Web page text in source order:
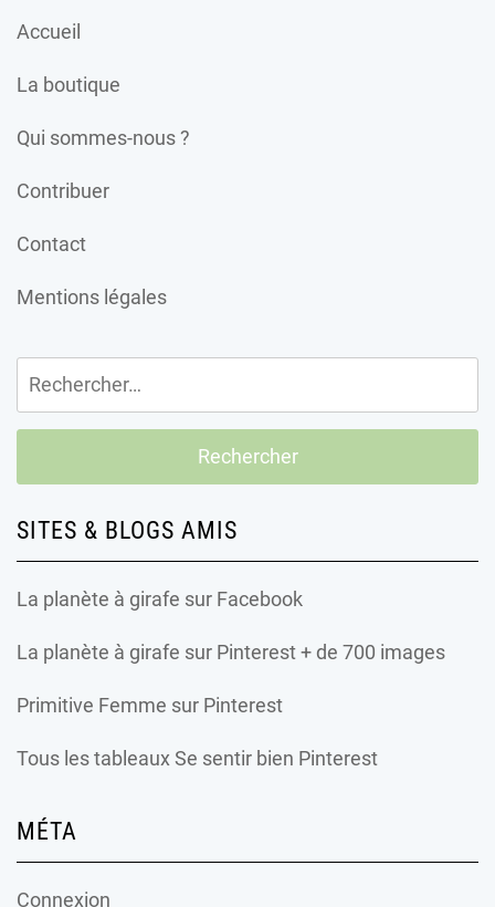
Accueil
La boutique
Qui sommes-nous ?
Contribuer
Contact
Mentions légales
Rechercher :
SITES & BLOGS AMIS
La planète à girafe sur Facebook
La planète à girafe sur Pinterest + de 700 images
Primitive Femme sur Pinterest
Tous les tableaux Se sentir bien Pinterest
MÉTA
Connexion